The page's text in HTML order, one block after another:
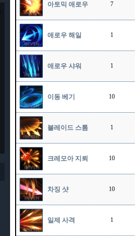
아토믹 애로우 7
애로우 해일 1
애로우 샤워 1
이동 베기 10
블레이드 스톰 1
크레모아 지뢰 10
차징 샷 10
일제 사격 1